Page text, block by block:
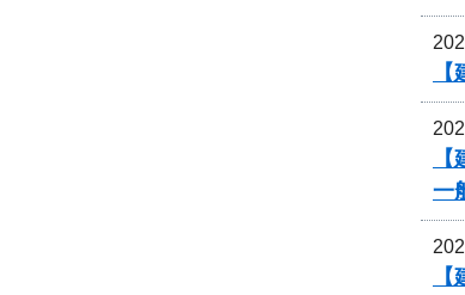
一